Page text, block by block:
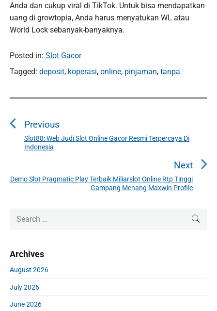
Anda dan cukup viral di TikTok. Untuk bisa mendapatkan
uang di growtopia, Anda harus menyatukan WL atau
World Lock sebanyak-banyaknya.
Posted in: Slot Gacor
Tagged: deposit, koperasi, online, pinjaman, tanpa
P
s
v
t
o
n
Previous
P
r
v
s
o
t
:
Slot88: Web Judi Slot Online Gacor Resmi Terpercaya Di
Indonesia
Next
N
e
t
p
Demo Slot Pragmatic Play Terbaik Miliarslot Online Rtp Tinggi
Gampang Menang Maxwin Profile
a
y
S
d
c
h
o
Archives
August 2026
July 2026
June 2026